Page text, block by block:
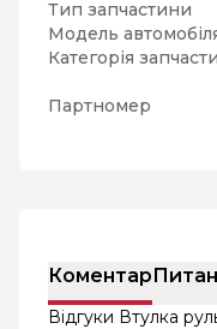
Тип запчастини
Модель
Категорія
Партномер
Коментар
Відгуки Втулка